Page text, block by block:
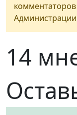
Администрации
14